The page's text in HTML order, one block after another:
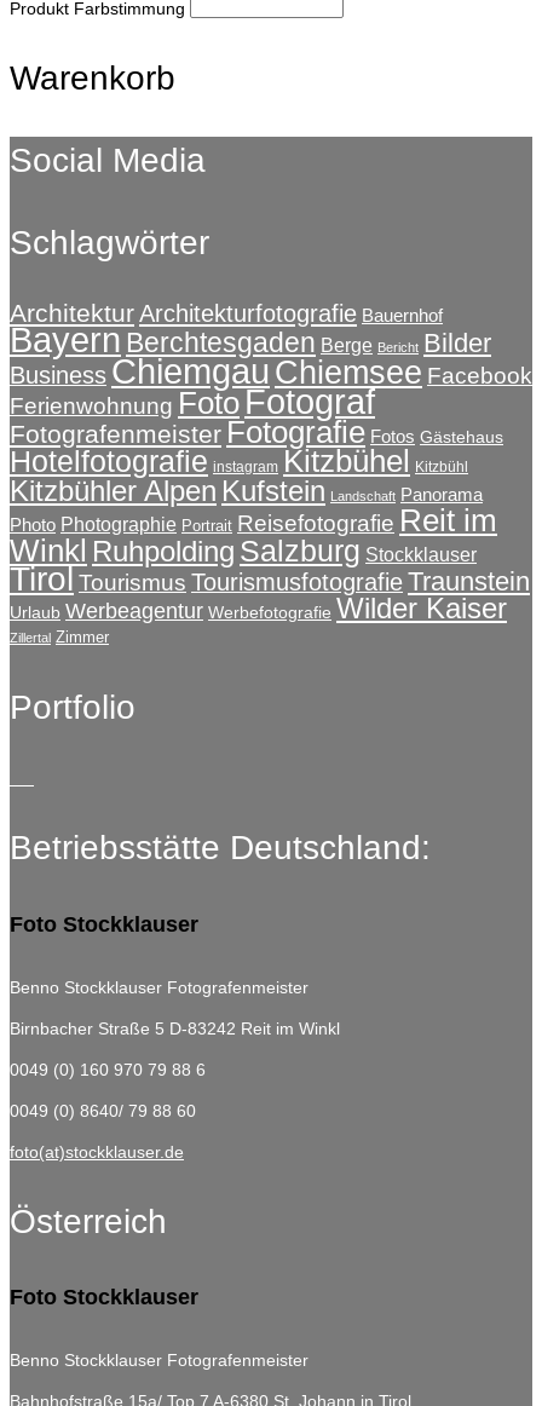
Produkt Farbstimmung
Warenkorb
Social Media
Schlagwörter
ArchitekturArchitekturfotografie Bauernhof
Bayern Berchtesgaden Berge Bericht Bilder
Business Chiemgau Chiemsee Facebook
Ferienwohnung Foto Fotograf
Fotografenmeister Fotografie Fotos Gästehaus
Hotelfotografie instagram Kitzbühel Kitzbühl
Kitzbühler Alpen Kufstein Landschaft Panorama
Photo Photographie Portrait Reisefotografie Reit im
Winkl Ruhpolding Salzburg Stockklauser
Tirol Tourismus TourismusfotografieTraunstein
Urlaub Werbeagentur Werbefotografie Wilder Kaiser
Zillertal Zimmer
Portfolio
Betriebsstätte Deutschland:
Foto Stockklauser
Benno Stockklauser Fotografenmeister
Birnbacher Straße 5 D-83242 Reit im Winkl
0049 (0) 160 970 79 88 6
0049 (0) 8640/ 79 88 60
foto(at)stockklauser.de
Österreich
Foto Stockklauser
Benno Stockklauser Fotografenmeister
Bahnhofstraße 15a/ Top 7 A-6380 St. Johann in Tirol